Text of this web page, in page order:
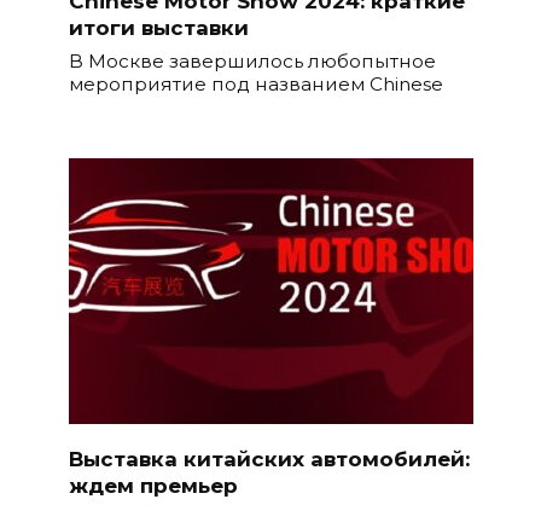
итоги выставки
В Москве завершилось любопытное
мероприятие под названием Chinese
Выставка китайских автомобилей:
ждем премьер